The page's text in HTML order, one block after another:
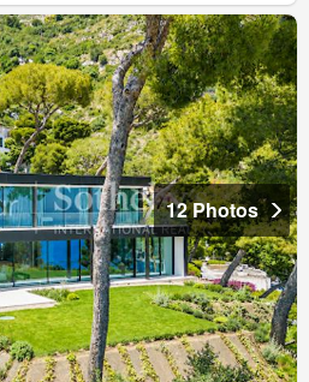
12 Photos